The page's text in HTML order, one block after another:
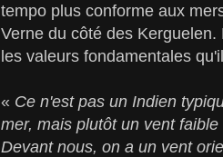
tempo plus conforme aux
Verne du côté des
les valeurs fondamentales
« Ce n'est pas un Indien
mer, mais plutôt un vent
Devant nous, on a un vent